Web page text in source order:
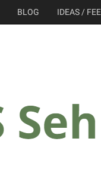
BLOG IDEAS /